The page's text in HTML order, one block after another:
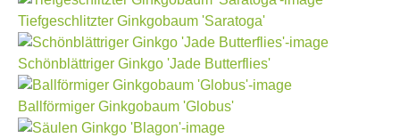
Tiefgeschlitzter Ginkgobaum 'Saratoga'
Schönblättriger Ginkgo 'Jade Butterflies'
Ballförmiger Ginkgobaum 'Globus'